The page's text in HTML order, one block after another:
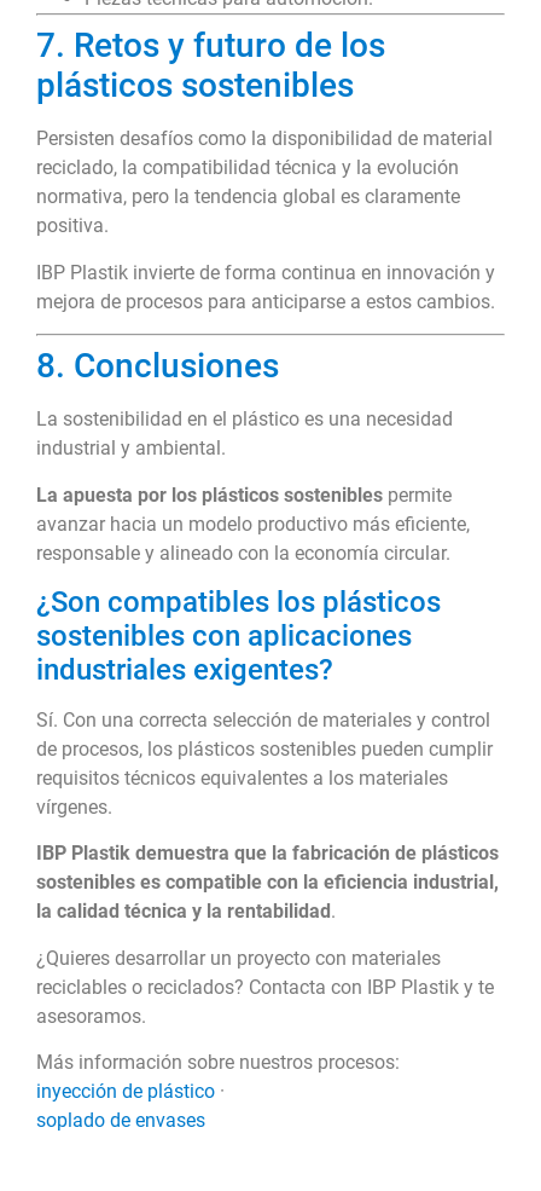
7. Retos y futuro de los
plásticos sostenibles
Persisten desafíos como la disponibilidad de material
reciclado, la compatibilidad técnica y la evolución
normativa, pero la tendencia global es claramente
positiva.
IBP Plastik invierte de forma continua en innovación y
mejora de procesos para anticiparse a estos cambios.
8. Conclusiones
La sostenibilidad en el plástico es una necesidad
industrial y ambiental.
La apuesta por los plásticos sostenibles permite
avanzar hacia un modelo productivo más eficiente,
responsable y alineado con la economía circular.
¿Son compatibles los plásticos
sostenibles con aplicaciones
industriales exigentes?
Sí. Con una correcta selección de materiales y control
de procesos, los plásticos sostenibles pueden cumplir
requisitos técnicos equivalentes a los materiales
vírgenes.
IBP Plastik demuestra que la fabricación de plásticos
sostenibles es compatible con la eficiencia industrial,
la calidad técnica y la rentabilidad .
¿Quieres desarrollar un proyecto con materiales
reciclables o reciclados? Contacta con IBP Plastik y te
asesoramos.
Más información sobre nuestros procesos:
inyección de plástico ·
soplado de envases